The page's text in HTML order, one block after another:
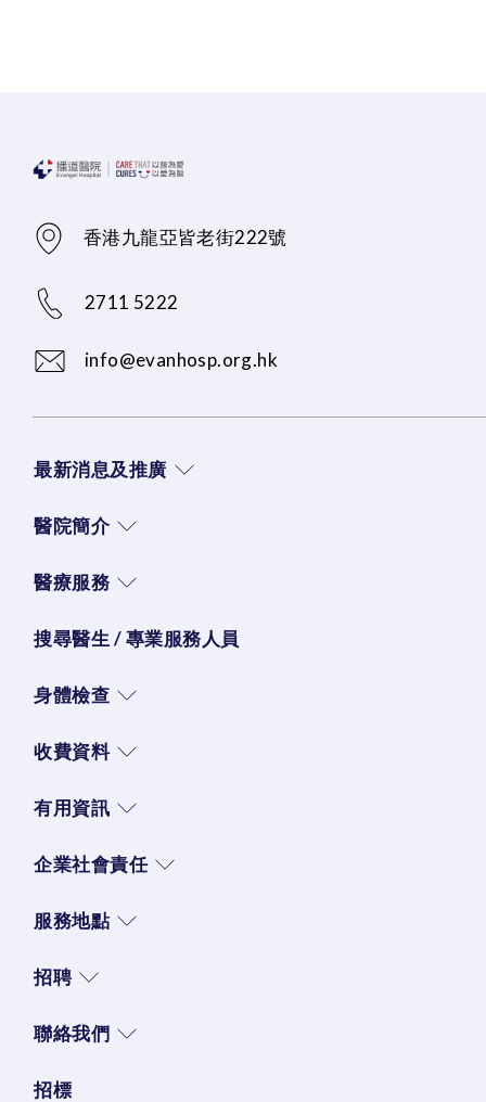
香港九龍亞皆老街222號
2711 5222
info@evanhosp.org.hk
最新消息及推廣
醫院簡介
醫療服務
搜尋醫生 / 專業服務人員
身體檢查
收費資料
有用資訊
企業社會責任
服務地點
招聘
聯絡我們
招標